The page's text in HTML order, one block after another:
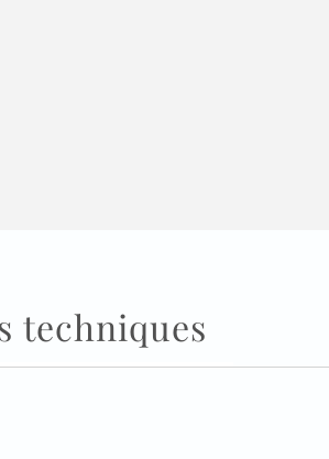
techniques